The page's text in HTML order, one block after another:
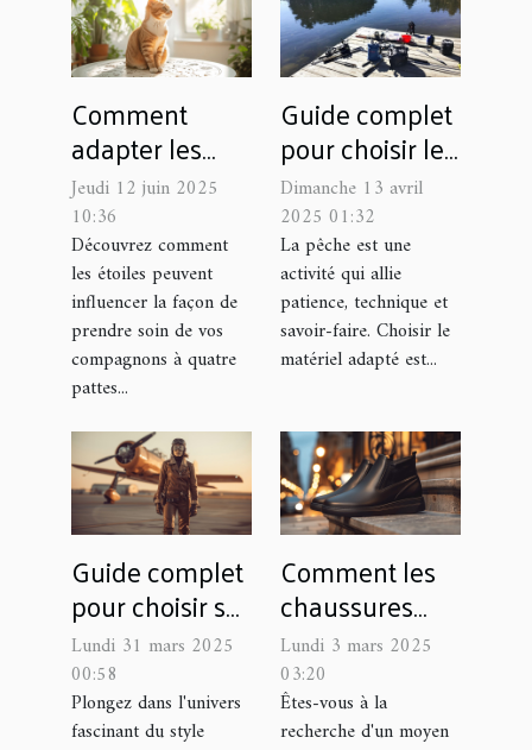
Comment
adapter les
soins de votre
animal selon
son signe
astrologique
Jeudi 12 juin 2025
10:36
Découvrez comment
les étoiles peuvent
influencer la façon de
prendre soin de vos
compagnons à quatre
pattes...
Guide complet
pour choisir le
matériel de
pêche adapté à
chaque type de
poisson
Dimanche 13 avril
2025 01:32
La pêche est une
activité qui allie
patience, technique et
savoir-faire. Choisir le
matériel adapté est...
Guide complet
pour choisir sa
tenue aviateur
idéale
Lundi 31 mars 2025
00:58
Plongez dans l'univers
fascinant du style
Comment les
chaussures
rehaussantes
peuvent
transformer
Lundi 3 mars 2025
03:20
Êtes-vous à la
recherche d'un moyen